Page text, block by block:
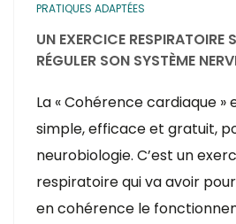
PRATIQUES ADAPTÉES
UN EXERCICE RESPIRATOIRE
RÉGULER SON SYSTÈME
La « Cohérence cardiaque »
simple, efficace et gratuit,
neurobiologie. C’est un
respiratoire qui va avoir
en cohérence le